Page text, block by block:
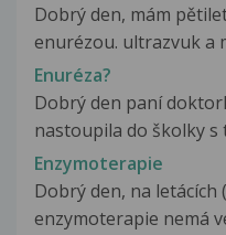
Dobrý den, mám
enurézou. ultrazvuk a
Enuréza?
Dobrý den paní
nastoupila do školky s
Enzymoterapie
Dobrý den, na letácích
enzymoterapie nemá